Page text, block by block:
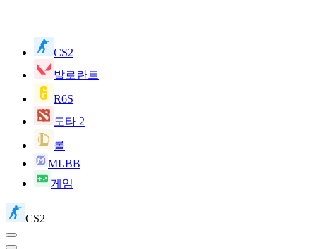
CS2
발로란트
R6S
도타 2
롤
MLBB
게임
CS2